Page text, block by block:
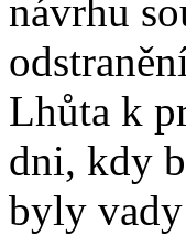
návrhu
Lhůta k
dni, kdy
byly